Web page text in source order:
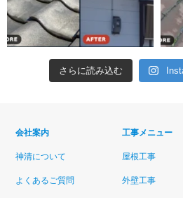
さらに読み込む
会社案内
神清について
よくあるご質問
工事メニュー
屋根工事
外壁工事